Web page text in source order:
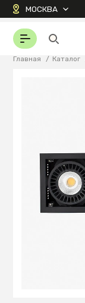
МОСКВА
Главная / Каталог